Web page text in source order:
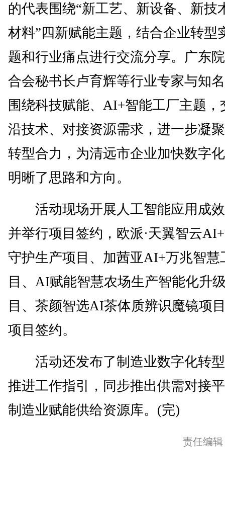
的代表围绕“新工艺、新设备、新技
材料”四新赋能主题，结合企业转型
题和行业痛点进行交流分享。广东
合会秘书长卢育辉等行业专家与知
围绕科技赋能、AI+智能工厂主题，
沿技术、对接资源需求，进一步凝
转型合力，为清远市企业加快数字
明晰了思路和方向。
活动现场开展人工智能应用成
并举行项目签约，欧派·天翼智云
守护生产项目、加茜亚AI+万兆智慧
目、AI赋能智慧农场生产智能化升
目、茶颜智选AI茶体质辨识魔镜项
项目签约。
活动还发布了制造业数字化转
推进工作指引，同步推出供需对接
制造业赋能供给资源库。(完)
责任编